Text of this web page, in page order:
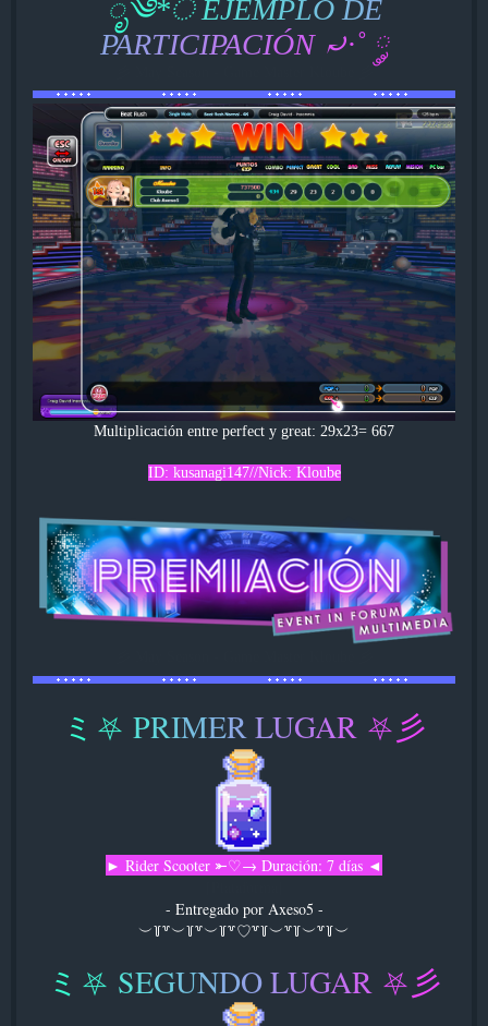
ೃ༄*ੈ EJEMPLO DE
PARTICIPACIÓN ⤾·˚ ༘
Multiplicación entre perfect y great: 29x23= 667
ID: kusanagi147//Nick: Kloube
ミ ⛧ PRIMERLUGAR ⛧ 彡
► Rider Scooter ⤜♡→ Duración: 7 días ◄
- Entregado por Axeso5 -
︶꒦꒷︶꒦꒷︶꒦꒷♡꒷꒦︶꒷꒦︶꒷꒦︶
ミ ⛧ SEGUNDOLUGAR ⛧ 彡